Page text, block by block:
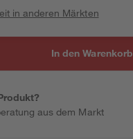
in anderen Märkten
In den Warenkorb
aus dem Markt